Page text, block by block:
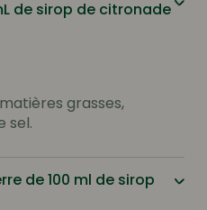
de sirop de citronade
grasses,
sel.
de 100 ml de sirop